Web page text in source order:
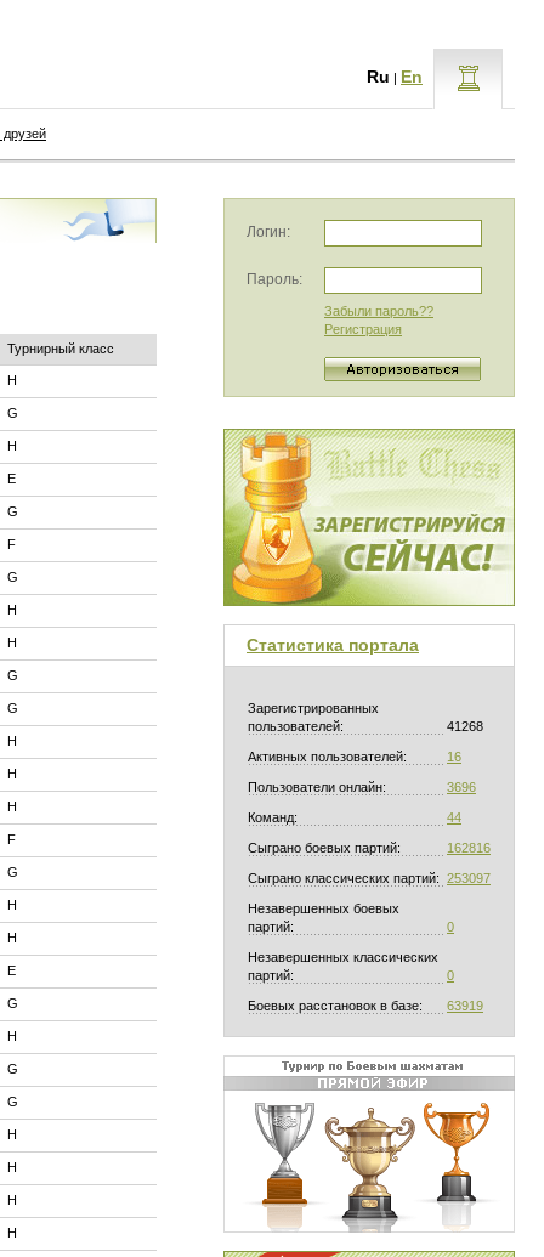
Ru | En
друзей
Турнирный класс
H
G
H
E
G
F
G
H
H
G
G
H
H
H
F
G
H
H
E
G
H
G
G
H
H
H
H
Логин:
Пароль:
Забыли пароль??
Регистрация
Статистика портала
Зарегистрированных
пользователей:
41268
Активных пользователей: 16
Пользователи онлайн: 3696
Команд: 44
Сыграно боевых партий: 162816
Сыграно классических партий: 253097
Незавершенных боевых
партий:
0
Незавершенных классических
партий:
0
Боевых расстановок в базе: 63919